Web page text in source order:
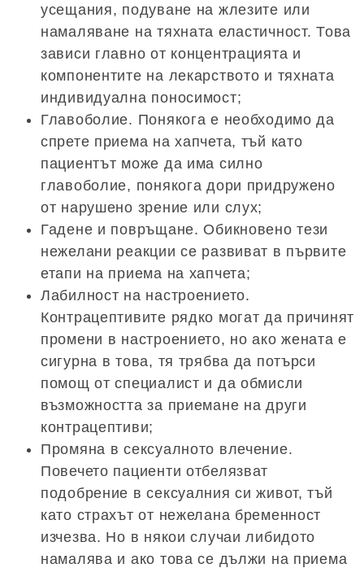
усещания, подуване на жлезите или
намаляване на тяхната еластичност. Това
зависи главно от концентрацията и
компонентите на лекарството и тяхната
индивидуална поносимост;
Главоболие. Понякога е необходимо да
спрете приема на хапчета, тъй като
пациентът може да има силно
главоболие, понякога дори придружено
от нарушено зрение или слух;
Гадене и повръщане. Обикновено тези
нежелани реакции се развиват в първите
етапи на приема на хапчета;
Лабилност на настроението.
Контрацептивите рядко могат да причинят
промени в настроението, но ако жената е
сигурна в това, тя трябва да потърси
помощ от специалист и да обмисли
възможността за приемане на други
контрацептиви;
Промяна в сексуалното влечение.
Повечето пациенти отбелязват
подобрение в сексуалния си живот, тъй
като страхът от нежелана бременност
изчезва. Но в някои случаи либидото
намалява и ако това се дължи на приема